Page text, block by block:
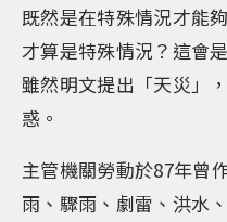
既然是在特殊情況才能
才算是特殊情況？這會
雖然明文提出「天災」
惑。
主管機關勞動於87年曾
雨、驟雨、劇雷、洪水